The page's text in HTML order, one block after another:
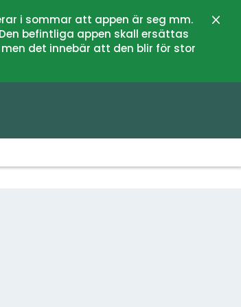
i sommar att appen är seg mm.
befintliga appen skall ersättas
det innebär att den blir för stor